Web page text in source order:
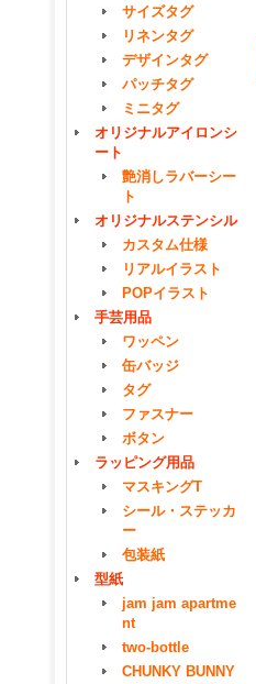
サイズタグ
リネンタグ
デザインタグ
パッチタグ
ミニタグ
オリジナルアイロンシ
ート
艶消しラバーシー
ト
オリジナルステンシル
カスタム仕様
リアルイラスト
POPイラスト
手芸用品
ワッペン
缶バッジ
タグ
ファスナー
ボタン
ラッピング用品
マスキングT
シール・ステッカ
ー
包装紙
型紙
jam jam apartme
nt
two-bottle
CHUNKY BUNNY